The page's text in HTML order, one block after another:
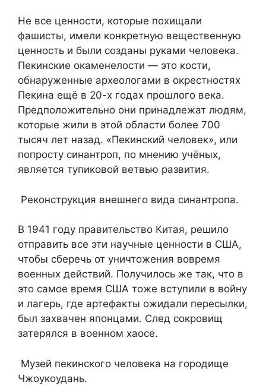
Не все ценности, которые похищали
фашисты, имели конкретную вещественную
ценность и были созданы руками человека.
Пекинские окаменелости — это кости,
обнаруженные археологами в окрестностях
Пекина ещё в 20-х годах прошлого века.
Предположительно они принадлежат людям,
которые жили в этой области более 700
тысяч лет назад. «Пекинский человек», или
попросту синантроп, по мнению учёных,
является тупиковой ветвью развития.
Реконструкция внешнего вида синантропа.
В 1941 году правительство Китая, решило
отправить все эти научные ценности в США,
чтобы сберечь от уничтожения вовремя
военных действий. Получилось же так, что в
это самое время США тоже вступили в войну
и лагерь, где артефакты ожидали пересылки,
был захвачен японцами. След сокровищ
затерялся в военном хаосе.
Музей пекинского человека на городище
Чжоукоудань.